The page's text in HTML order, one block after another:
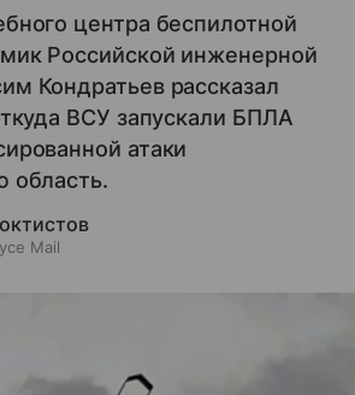
центра беспилотной
Российской инженерной
Кондратьев рассказал
ВСУ запускали БПЛА
атаки
область.
Mail